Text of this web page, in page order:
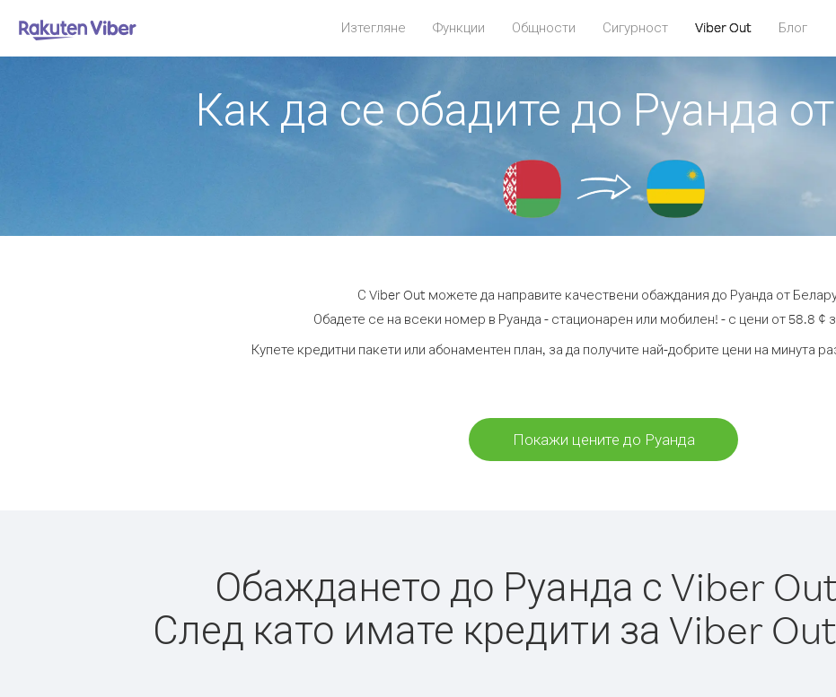
Изтегляне Функции Общности Сигурност Viber Out Блог
Как да се обадите до Руанда
С Viber Out можете да направите качествени обаждания до Руанда от
Обадете се на всеки номер в Руанда - стационарен или мобилен! - с цени от 58.8 ¢
Купете кредитни пакети или абонаментен план, за да получите най-добрите цени на минута
Покажи цените до Руанда
Обаждането до Руанда с Viber
След като имате кредити за Viber